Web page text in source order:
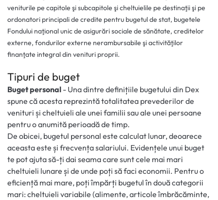
veniturile pe capitole şi subcapitole şi cheltuielile pe destinaţii şi pe
ordonatori principali de credite pentru bugetul de stat, bugetele
Fondului naţional unic de asigurări sociale de sănătate, creditelor
externe, fondurilor externe nerambursabile şi activităţilor
finanţate integral din venituri proprii.
Tipuri de buget
Buget personal- Una dintre definițiile bugetului din Dex
spune că acesta reprezintă totalitatea prevederilor de
venituri și cheltuieli ale unei familii sau ale unei persoane
pentru o anumită perioadă de timp.
De obicei, bugetul personal este calculat lunar, deoarece
aceasta este și frecvența salariului. Evidențele unui buget
te pot ajuta să-ți dai seama care sunt cele mai mari
cheltuieli lunare și de unde poți să faci economii. Pentru o
eficiență mai mare, poți împărți bugetul în două categorii
mari: cheltuieli variabile (alimente, articole îmbrăcăminte,